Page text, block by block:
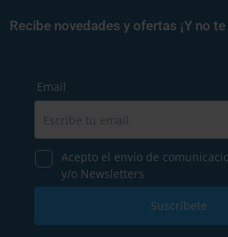
Recibe novedades y ofertas ¡Y no